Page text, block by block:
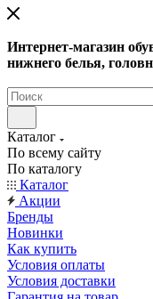
Интернет-магазин
нижнего белья,
Каталог
По всему сайту
По каталогу
Каталог
Акции
Бренды
Новинки
Как купить
Условия оплаты
Условия доставки